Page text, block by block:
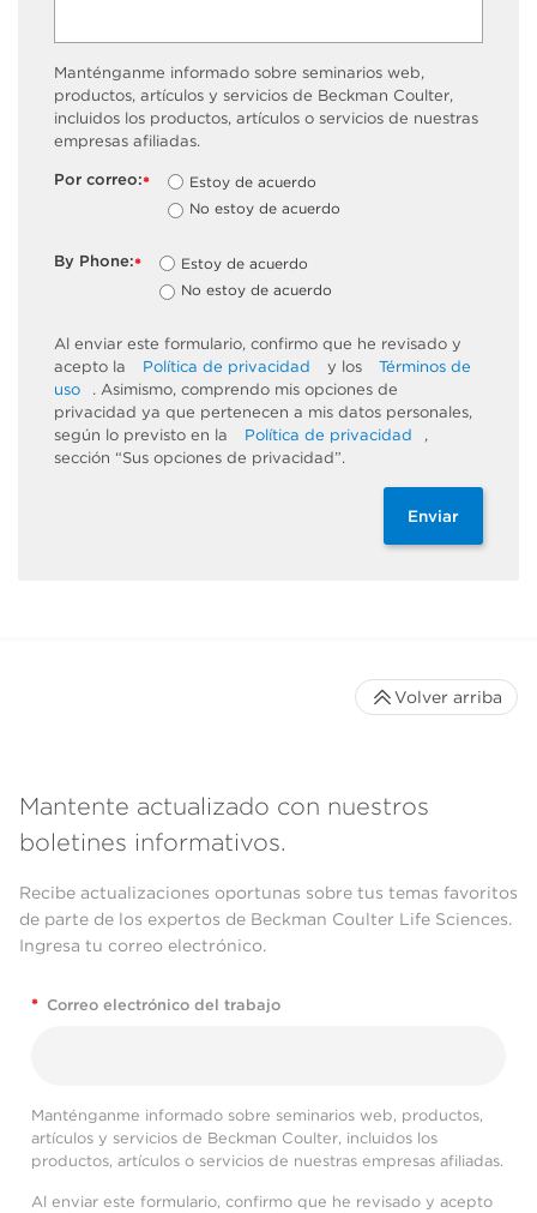
Manténganme informado sobre seminarios web,
productos, artículos y servicios de Beckman Coulter,
incluidos los productos, artículos o servicios de nuestras
empresas afiliadas.
*
Por correo:
Estoy de acuerdo
No estoy de acuerdo
*
By Phone:
Estoy de acuerdo
No estoy de acuerdo
Al enviar este formulario, confirmo que he revisado y
acepto la
Política de privacidad y los
Términos de
uso
. Asimismo, comprendo mis opciones de
privacidad ya que pertenecen a mis datos personales,
según lo previsto en la
Política de privacidad
,
sección “Sus opciones de privacidad”.
Enviar
Mantente actualizado con nuestros
boletines informativos.
Recibe actualizaciones oportunas sobre tus temas favoritos
de parte de los expertos de Beckman Coulter Life Sciences.
Ingresa tu correo electrónico.
* Correo electrónico del trabajo
Manténganme informado sobre seminarios web, productos,
artículos y servicios de Beckman Coulter, incluidos los
productos, artículos o servicios de nuestras empresas afiliadas.
Al enviar este formulario, confirmo que he revisado y acepto
Volver arriba